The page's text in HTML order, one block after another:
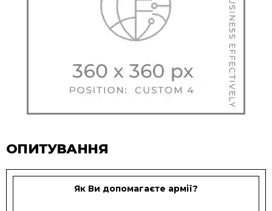
ОПИТУВАННЯ
Як Ви допомагаєте армії?